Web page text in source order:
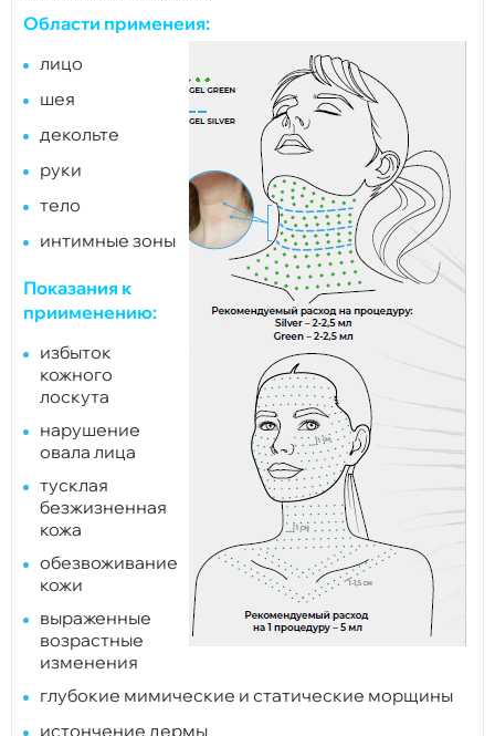
Области применеия:
лицо
шея
декольте
руки
тело
интимные зоны
Показания к
приименению:
избыток
кожного
лоскута
нарушение
овала лица
тусклая
безжизненная
кожа
обезвоживание
кожи
выраженные
возрастные
изменения
глубокие мимические и статические морщины
истончение дермы